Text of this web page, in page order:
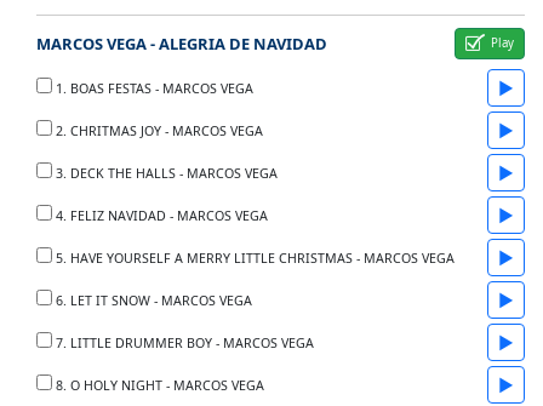
MARCOS VEGA - ALEGRIA DE NAVIDAD
1. BOAS FESTAS - MARCOS VEGA ▶
2. CHRITMAS JOY - MARCOS VEGA ▶
3. DECK THE HALLS - MARCOS VEGA ▶
4. FELIZ NAVIDAD - MARCOS VEGA ▶
5. HAVE YOURSELF A MERRY LITTLE CHRISTMAS - MARCOS VEGA ▶
6. LET IT SNOW - MARCOS VEGA ▶
7. LITTLE DRUMMER BOY - MARCOS VEGA ▶
8. O HOLY NIGHT - MARCOS VEGA ▶